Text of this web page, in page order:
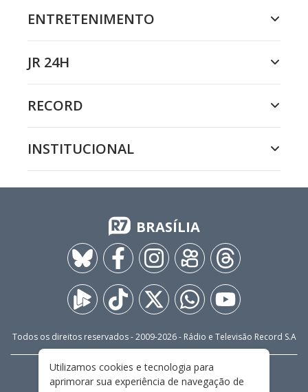
ENTRETENIMENTO
JR 24H
RECORD
INSTITUCIONAL
BRASÍLIA
Todos os direitos reservados - 2009-2026- Rádio e Televisão Record S.A
FALE CONOSCO
PRIVACIDADE
Utilizamos cookies e tecnologia para
aprimorar sua experiência de navegação de